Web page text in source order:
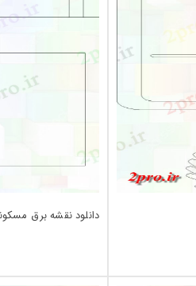
دانلود نقشه برق